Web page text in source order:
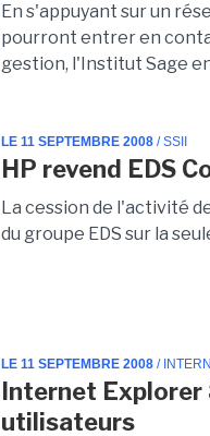
En s'appuyant sur un
pourront entrer en
gestion, l'Institut Sage
LE 11 SEPTEMBRE 2008 / SSII
HP revend EDS
La cession de l'activité
du groupe EDS sur la
LE 11 SEPTEMBRE 2008 /
Internet
utilisateurs